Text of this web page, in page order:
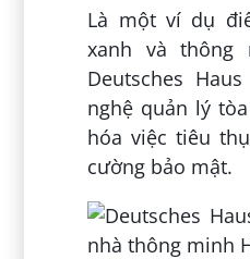
Là một ví dụ
xanh và thông
Deutsches
nghệ quản lý
hóa việc tiêu
cường bảo mật.